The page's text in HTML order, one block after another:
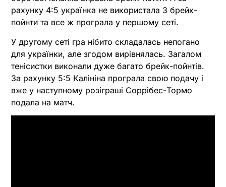
рахунку 4:5 українка не використала 3 брейк-
пойнти та все ж програла у першому сеті.
У другому сеті гра нібито складалась непогано
для українки, але згодом вирівнялась. Загалом
тенісистки виконали дуже багато брейк-пойнтів.
За рахунку 5:5 Калініна програла свою подачу і
вже у наступному розіграші Соррібес-Тормо
подала на матч.